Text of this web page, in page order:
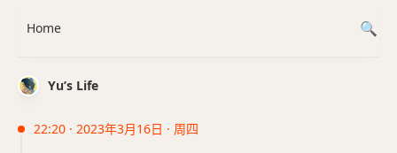
Yu’s Life
22:20 · 2023年3月16日 · 周四
Home